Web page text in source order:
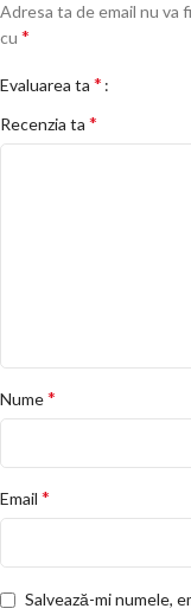
Adresa ta de email nu va
cu *
Evaluarea ta *
Recenzia ta *
Nume*
Email *
Salvează-mi numele,